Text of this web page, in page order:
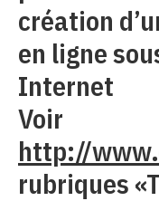
création
en ligne
Internet
Voir
http://
rubriques